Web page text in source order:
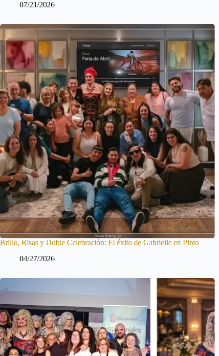
07/21/2026
Brillo, Risas y Doble Celebración: El éxito de Gabrielle en Pinto
04/27/2026